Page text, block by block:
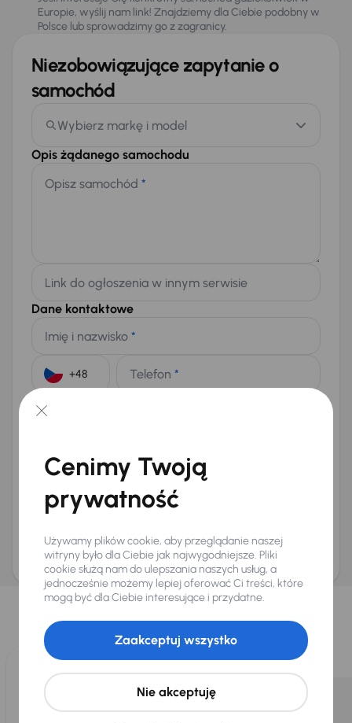
Europie, wyślij nam link! Znajdziemy dla Ciebie podobny w
Polsce lub sprowadzimy go z zagranicy.
Niezobowiązujące zapytanie o
samochód
Wybierz markę i model
Opis żądanego samochodu
Opisz samochód *
Link do ogłoszenia w innym serwisie
Dane kontaktowe
Imię i nazwisko *
Telefon *
E-mail
Na numer telefonu (opcjonalnie)
Wyślij zapytanie
ani zagwarantowaną dostępnością pojazdu. AURES Holdings a.s., z siedzibą
Dopraváků 874/15, Čimice, 184 00 Praga 8, będzie przechowywać i przetwarzać
Twoje dane osobowe zgodnie z zasadami ochrony i przetwarzaniadanych
osobowych
Wybraliśmy dla Ciebie
Wybieramy dla Ciebienajlepsze pojazdyz naszej oferty. Kupimy
dla Ciebiedo 400 pojazdówkażdego dnia.
Cenimy Twoją
prywatność
Używamy plików cookie, aby przeglądanie naszej
witryny było dla Ciebie jak najwygodniejsze. Pliki
cookie służą nam do ulepszania naszych usług, a
jednocześnie możemy lepiej oferować Ci treści, które
mogą być dla Ciebie interesujące i przydatne.
Nie akceptuję
Zaakceptuj wszystko